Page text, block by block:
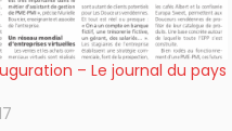
– Le journal du pays